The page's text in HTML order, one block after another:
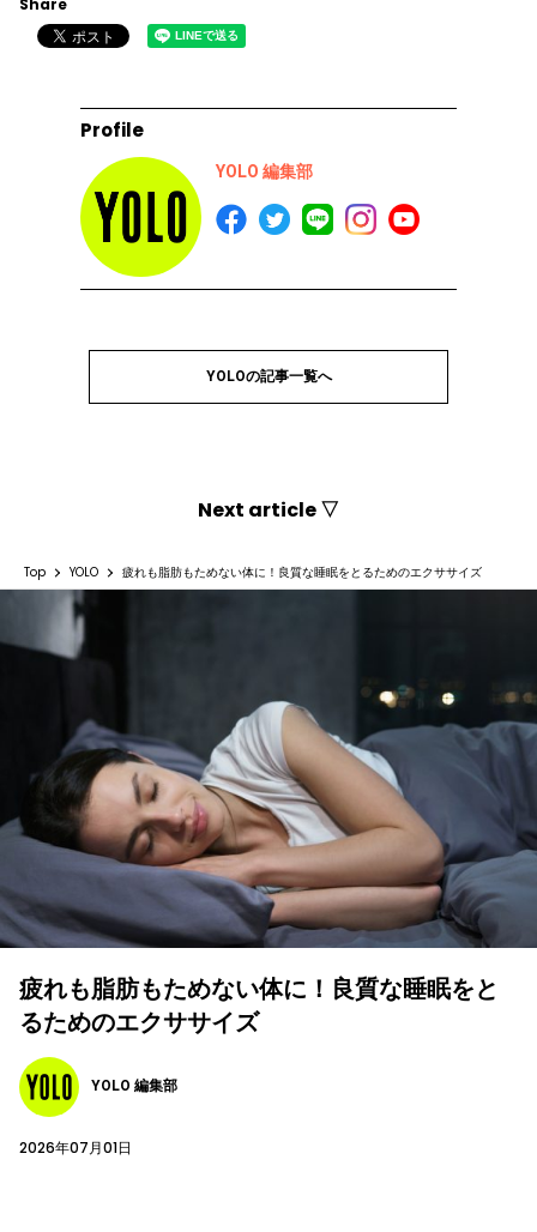
Profile
YOLO 編集部
YOLOの記事一覧へ
Next article ▽
Top YOLO 疲れも脂肪もためない体に！良質な睡眠をとるためのエクササイズ
疲れも脂肪もためない体に！良質な睡眠をと
るためのエクササイズ
YOLO 編集部
2026年07月01日